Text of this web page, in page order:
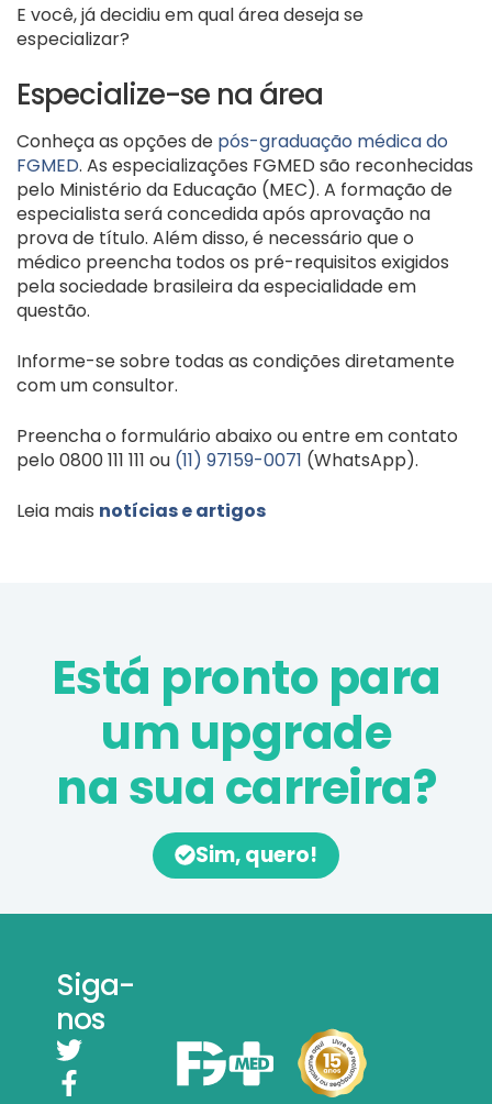
E você, já decidiu em qual área deseja se
especializar?
Especialize-se na área
Conheça as opções de pós-graduação médica do
FGMED. As especializações FGMED são reconhecidas
pelo Ministério da Educação (MEC). A formação de
especialista será concedida após aprovação na
prova de título. Além disso, é necessário que o
médico preencha todos os pré-requisitos exigidos
pela sociedade brasileira da especialidade em
questão.
Informe-se sobre todas as condições diretamente
com um consultor.
Preencha o formulário abaixo ou entre em contato
pelo 0800 111 111 ou (11) 97159-0071 (WhatsApp).
Leia mais notícias e artigos
Está pronto para
um upgrade
na sua carreira?
Sim, quero!
Siga-
nos